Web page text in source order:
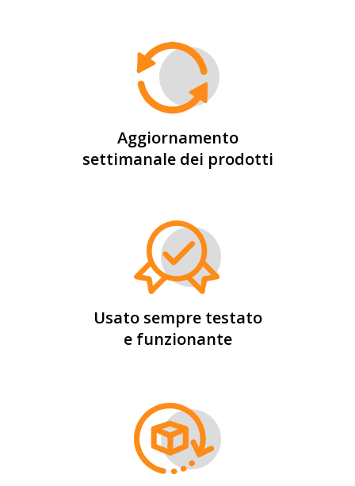
Aggiornamento
settimanale dei prodotti
Usato sempre testato
e funzionante